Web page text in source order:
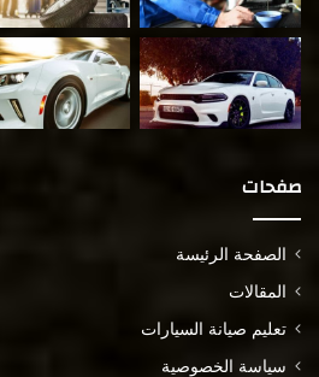
صفحات
الصفحة الرئيسة
المقالات
تعليم صيانة السيارات
سياسة الخصوصية